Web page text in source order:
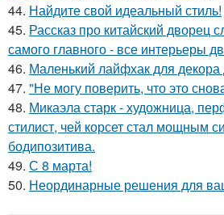
44. Найдите свой идеальный стиль!
45. Рассказ про китайский дворец
самого главного - все интерьеры
46. Маленький лайфхак для
47. "Не могу поверить, что это
48. Микаэла старк - художница,
стилист, чей корсет стал мощным
бодипозитива.
49. С 8 марта!
50. Неординарные решения для